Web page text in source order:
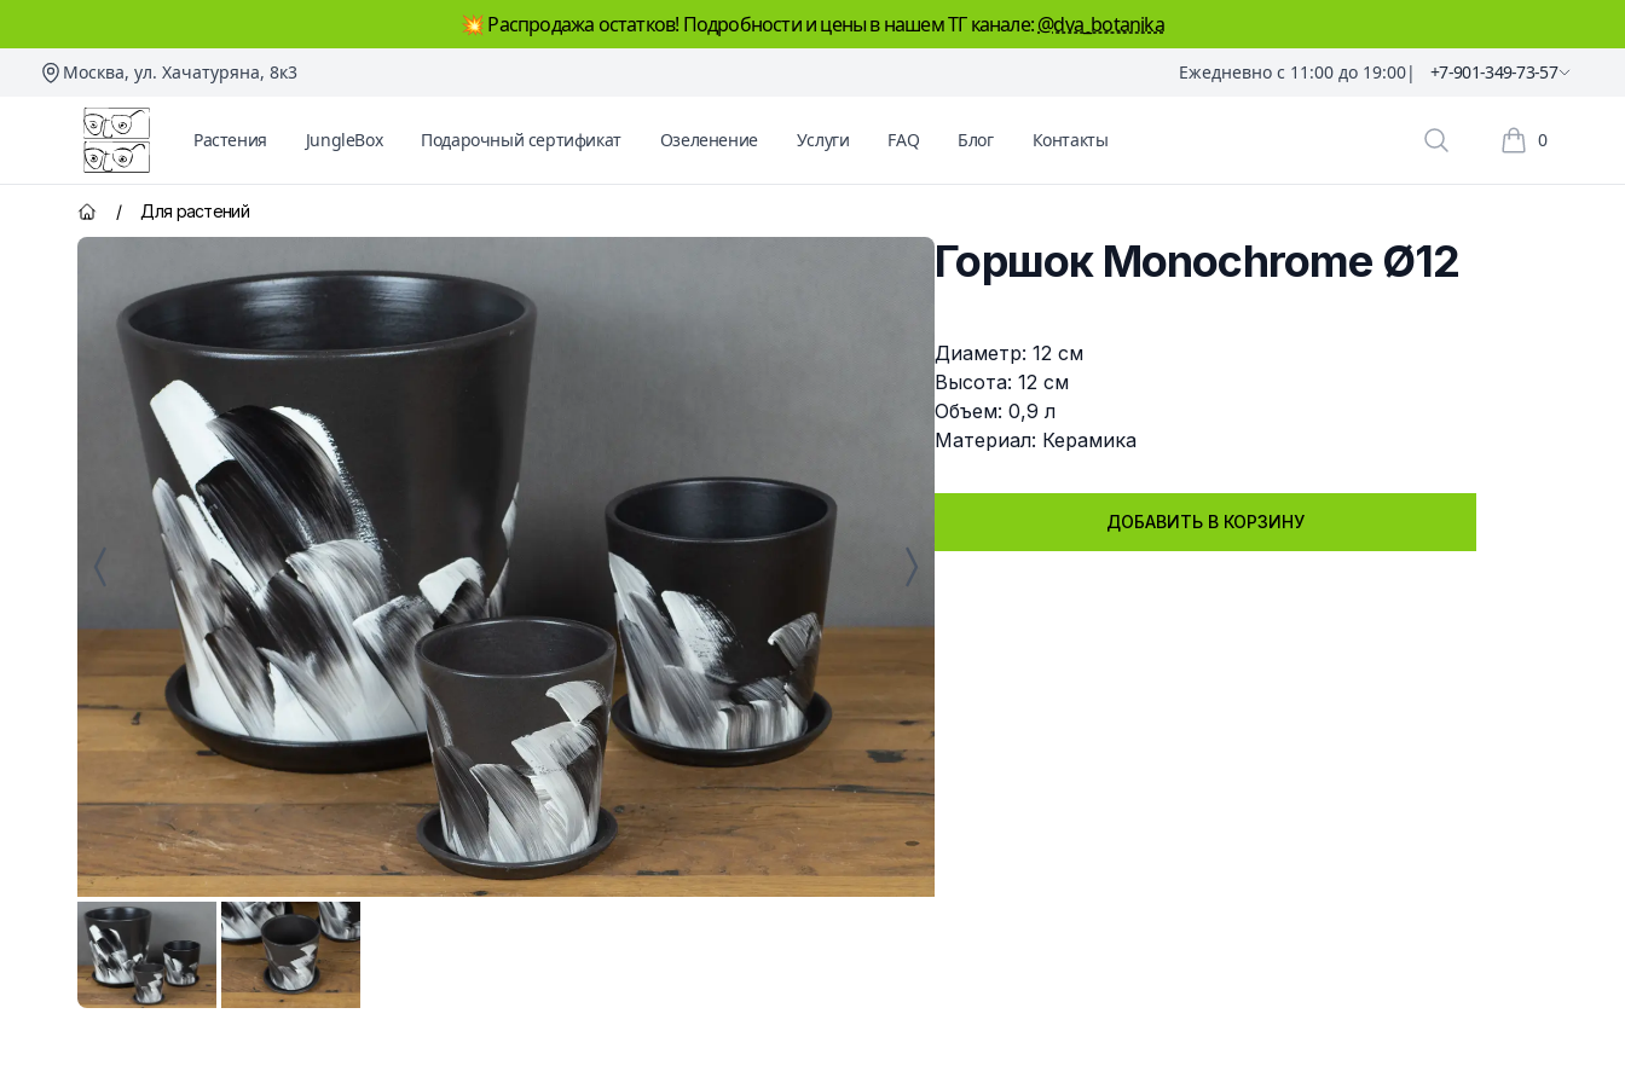
💥 Распродажа остатков! Подробности и цены в нашем ТГ канале:@dva_botanika
Москва, ул. Хачатуряна, 8к3 Ежедневно с 11:00 до 19:00| +7-901-349-73-57
Два Ботаника
Растения JungleBox Подарочный сертификат Озеленение Услуги FAQ Блог Контакты Поиск растений
0
Корзина
Главная страница
/ Для растений
Горшок Monochrome Ø12
Диаметр: 12 см
Высота: 12 см
Объем: 0,9 л
Материал: Керамика
ДОБАВИТЬ В КОРЗИНУ